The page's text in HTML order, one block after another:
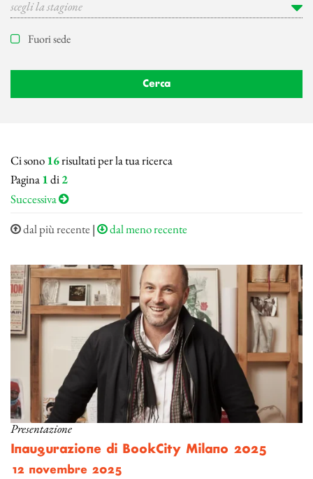
Fuori sede
Ci sono16risultati per la tua ricerca
Pagina1di2
Successiva
dal più recente | dal meno recente
Presentazione
Inaugurazione di BookCity Milano 2025
12 novembre 2025